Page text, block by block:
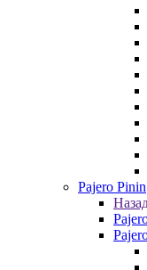
Pajero Pinin